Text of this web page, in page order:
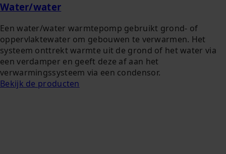
Water/water
Een water/water warmtepomp gebruikt grond- of
oppervlaktewater om gebouwen te verwarmen. Het
systeem onttrekt warmte uit de grond of het water via
een verdamper en geeft deze af aan het
verwarmingssysteem via een condensor.
Bekijk de producten